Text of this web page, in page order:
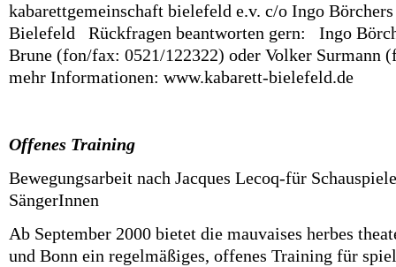
kabarettgemeinschaft bielefeld e.v. c/o Ingo
Bielefeld Rückfragen beantworten gern: Ingo
Brune (fon/fax: 0521/122322) oder Volker Surmann
mehr Informationen: www.kabarett-bielefeld.de
Offenes Training
Bewegungsarbeit nach Jacques Lecoq-für
SängerInnen
Ab September 2000 bietet die mauvaises herbes
und Bonn ein regelmäßiges, offenes Training für